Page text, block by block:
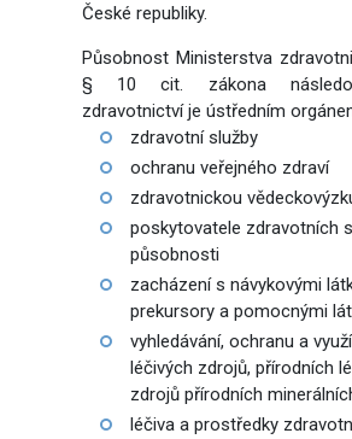
České republiky.
Působnost Ministerstva
§ 10 cit. zákona
zdravotnictví je ústředním
zdravotní služby
ochranu veřejného zdraví
zdravotnickou
poskytovatele zdravotních
působnosti
zacházení s návykovými
prekursory a pomocnými
vyhledávání, ochranu a
léčivých zdrojů, přírodních
zdrojů přírodních
léčiva a prostředky